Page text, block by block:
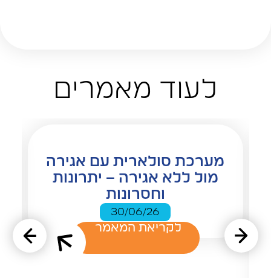
לעוד מאמרים